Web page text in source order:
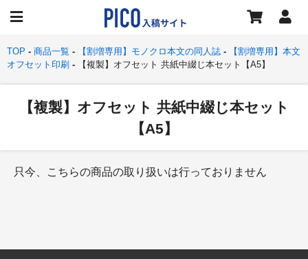
TOP 商品一覧 【割増専用】モノクロ本文の同人誌
【割増専用】本文
オフセット印刷
【複製】オフセット 共紙中綴じ本セット【A5】
【複製】オフセット 共紙中綴じ本セット
【A5】
只今、こちらの商品の取り扱いは行っておりません